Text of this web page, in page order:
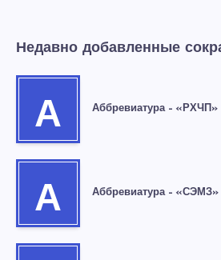
Недавно добавленные
А Аббревиатура – «РХЧП»
А Аббревиатура – «СЭМЗ»